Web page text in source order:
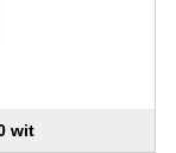
wit